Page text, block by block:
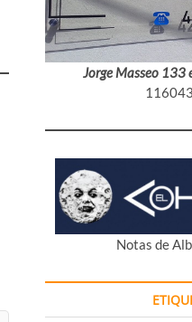
Jorge Masseo
Notas de